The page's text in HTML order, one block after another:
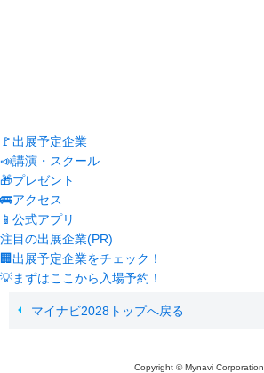
🚩出展予定企業
📣講演・スクール
🎁プレゼント
🚌アクセス
📱公式アプリ
注目の出展企業(PR)
🏢出展予定企業をチェック！
💡まずはここから入場予約！
マイナビ2028トップへ戻る
Copyright © Mynavi Corporation